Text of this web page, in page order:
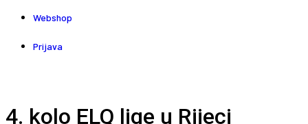
Webshop
Prijava
4. kolo ELQ lige u Rijeci